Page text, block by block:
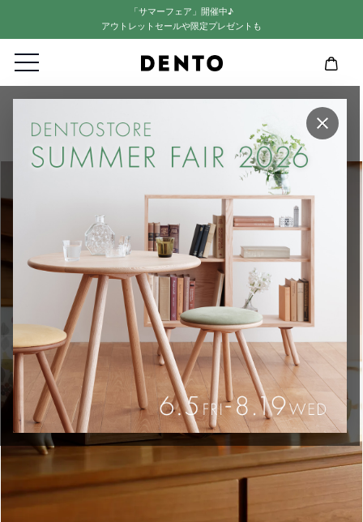
「サマーフェア」開催中♪
アウトレットセールや限定プレゼントも
×
SSFWA | Little Speaker / classic (2個セット)